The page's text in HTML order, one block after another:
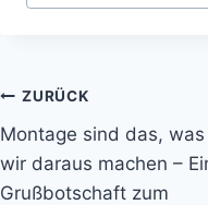
ZURÜCK
Montage sind das, was
wir daraus machen –
Grußbotschaft zum